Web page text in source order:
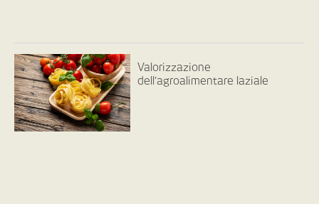
Valorizzazione
dell’agroalimentare laziale